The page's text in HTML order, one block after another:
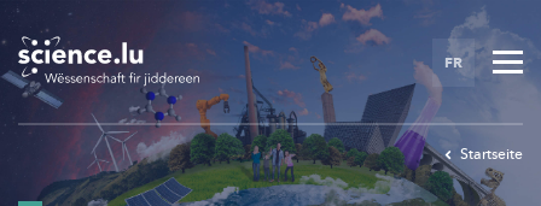
Skip
to
main
content
FR
Startseite